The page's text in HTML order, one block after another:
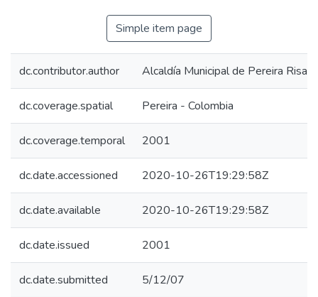
Simple item page
dc.contributor.author Alcaldía Municipal de Pereira
dc.coverage.spatial Pereira - Colombia
dc.coverage.temporal 2001
dc.date.accessioned 2020-10-26T19:29:58Z
dc.date.available 2020-10-26T19:29:58Z
dc.date.issued 2001
dc.date.submitted 5/12/07